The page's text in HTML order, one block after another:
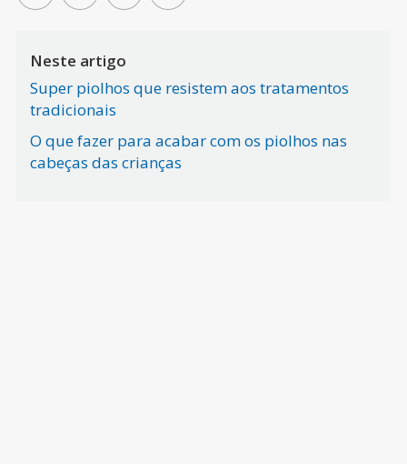
Neste artigo
Super piolhos que resistem aos tratamentos
tradicionais
O que fazer para acabar com os piolhos nas
cabeças das crianças